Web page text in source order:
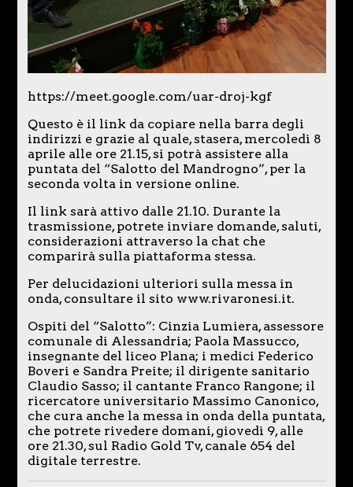
https://meet.google.com/uar-droj-kgf
Questo è il link da copiare nella barra degli
indirizzi e grazie al quale, stasera, mercoledì 8
aprile alle ore 21.15, si potrà assistere alla
puntata del “Salotto del Mandrogno”, per la
seconda volta in versione online.
Il link sarà attivo dalle 21.10. Durante la
trasmissione, potrete inviare domande, saluti,
considerazioni attraverso la chat che
comparirà sulla piattaforma stessa.
Per delucidazioni ulteriori sulla messa in
onda, consultare il sito www.rivaronesi.it.
Ospiti del “Salotto”: Cinzia Lumiera, assessore
comunale di Alessandria; Paola Massucco,
insegnante del liceo Plana; i medici Federico
Boveri e Sandra Preite; il dirigente sanitario
Claudio Sasso; il cantante Franco Rangone; il
ricercatore universitario Massimo Canonico,
che cura anche la messa in onda della puntata,
che potrete rivedere domani, giovedì 9, alle
ore 21.30, sul Radio Gold Tv, canale 654 del
digitale terrestre.